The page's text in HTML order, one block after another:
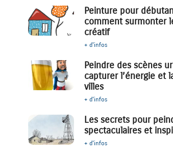
Peinture pour
comment surmonter
créatif
+ d'infos
Peindre des scènes
capturer l’énergie et
villes
+ d'infos
Les secrets pour
spectaculaires et
+ d'infos